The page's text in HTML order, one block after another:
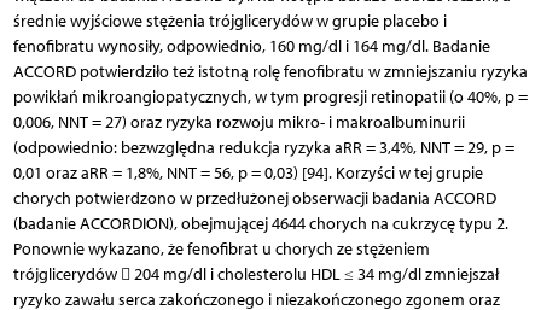
średnie wyjściowe stężenia trójglicerydów w grupie placebo i
fenofibratu wynosiły, odpowiednio, 160 mg/dl i 164 mg/dl. Badanie
ACCORD potwierdziło też istotną rolę fenofibratu w zmniejszaniu ryzyka
powikłań mikroangiopatycznych, w tym progresji retinopatii (o 40%, p =
0,006, NNT = 27) oraz ryzyka rozwoju mikro- i makroalbuminurii
(odpowiednio: bezwzględna redukcja ryzyka aRR = 3,4%, NNT = 29, p =
0,01 oraz aRR = 1,8%, NNT = 56, p = 0,03) [94]. Korzyści w tej grupie
chorych potwierdzono w przedłużonej obserwacji badania ACCORD
(badanie ACCORDION), obejmującej 4644 chorych na cukrzycę typu 2.
Ponownie wykazano, że fenofibrat u chorych ze stężeniem
trójglicerydów  204 mg/dl i cholesterolu HDL ≤ 34 mg/dl zmniejszał
ryzyko zawału serca zakończonego i niezakończonego zgonem oraz